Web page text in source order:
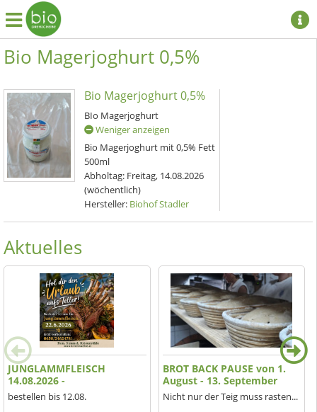
Bio Magerjoghurt 0,5%
Bio Magerjoghurt 0,5%
BIo Magerjoghurt
Weniger anzeigen
Bio Magerjoghurt mit 0,5% Fett
500ml
Abholtag: Freitag, 14.08.2026
(wöchentlich)
Hersteller: Biohof Stadler
Aktuelles
JUNGLAMMFLEISCH
14.08.2026 -
bestellen bis 12.08.
BROT BACK PAUSE von 1.
August - 13. September
Nicht nur der Teig muss rasten...